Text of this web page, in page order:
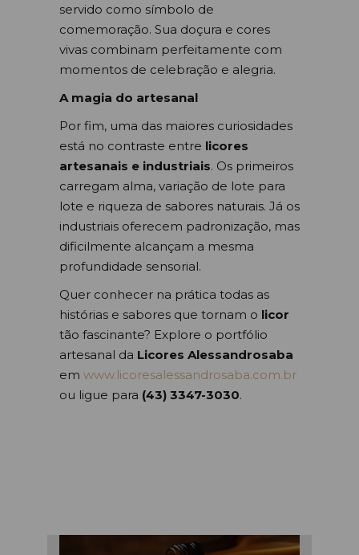
servido como símbolo de
comemoração. Sua doçura e cores
vivas combinam perfeitamente com
momentos de celebração e alegria.
A magia do artesanal
Por fim, uma das maiores curiosidades
está no contraste entre licores
artesanais e industriais. Os primeiros
carregam alma, variação de lote para
lote e riqueza de sabores naturais. Já os
industriais oferecem padronização, mas
dificilmente alcançam a mesma
profundidade sensorial.
Quer conhecer na prática todas as
histórias e sabores que tornam o licor
tão fascinante? Explore o portfólio
artesanal da Licores Alessandrosaba
em www.licoresalessandrosaba.com.br
ou ligue para (43) 3347-3030.